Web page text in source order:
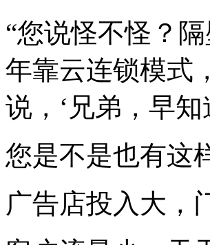
“您说怪不怪？
年靠云连锁模式
说，‘兄弟，早
您是不是也有这
广告店投入大，